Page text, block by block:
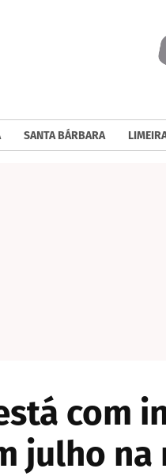
SANTA BÁRBARA
com
julho na